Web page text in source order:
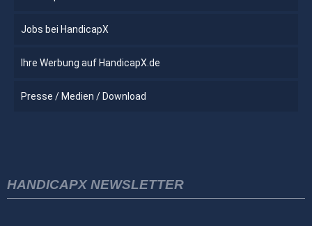
Jobs bei HandicapX
Ihre Werbung auf HandicapX.de
Presse / Medien / Download
HANDICAPX NEWSLETTER